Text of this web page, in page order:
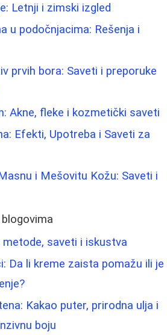
Letnji i zimski izgled
u podočnjacima: Rešenja i
prvih bora: Saveti i preporuke
Akne, fleke i kozmetički saveti
Efekti, Upotreba i Saveti za
i Mešovitu Kožu: Saveti i
metode, saveti i iskustva
Da li kreme zaista pomažu ili je
Kakao puter, prirodna ulja i
boju